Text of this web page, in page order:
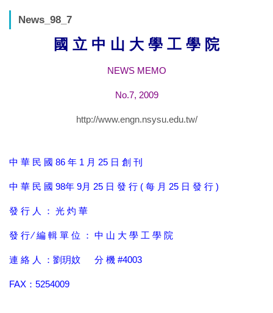
News_98_7
國 立 中 山 大 學 工 學 院
NEWS MEMO
No.7, 2009
http://www.engn.nsysu.edu.tw/
中 華 民 國 86 年 1 月 25 日 創 刊
中 華 民 國 98年 9月 25 日 發 行 ( 每 月 25 日 發 行 )
發 行 人 ： 光 灼 華
發 行 ∕ 編 輯 單 位 ： 中 山 大 學 工 學 院
連 絡 人 ：劉玥妏 分 機 #4003
FAX：5254009